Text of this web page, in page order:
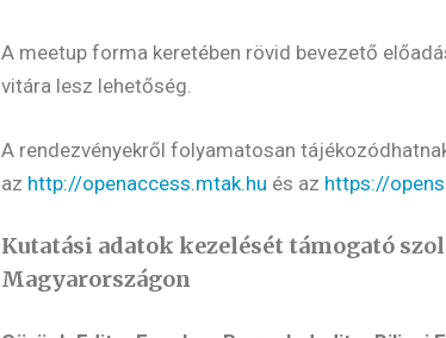
A meetup forma keretében rövid bevezető
vitára lesz lehetőség.
A rendezvényekről folyamatosan
az http://openaccess.mtak.hu és az https://
Kutatási adatok kezelését támogató
Magyarországon